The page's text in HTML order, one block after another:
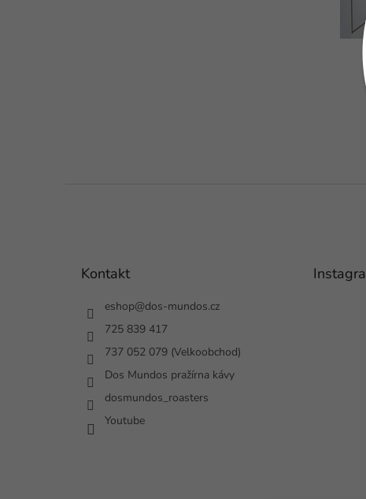
Kontakt
eshop@dos-mundos.cz
725 839 417
737 052 079 (Velkoobchod)
Dos Mundos pražírna kávy
dosmundos_roasters
Youtube